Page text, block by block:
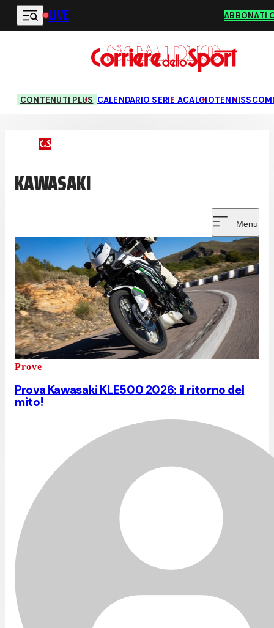
Vai al contenuto principale
LIVE ABBONATI
CONTENUTI PLUS CALENDARIO SERIE ACALCIOTENNIS
KAWASAKI
Menu
Prove
Prova Kawasaki KLE500 2026: il ritorno del
mito!